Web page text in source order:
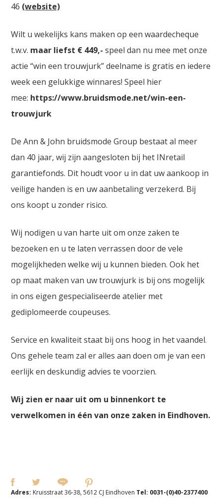
46 (website)
Wilt u wekelijks kans maken op een waardecheque
t.w.v. maar liefst € 449,- speel dan nu mee met onze
actie “win een trouwjurk” deelname is gratis en iedere
week een gelukkige winnares! Speel hier
mee: https://www.bruidsmode.net/win-een-
trouwjurk
De Ann & John bruidsmode Group bestaat al meer
dan 40 jaar, wij zijn aangesloten bij het INretail
garantiefonds. Dit houdt voor u in dat uw aankoop in
veilige handen is en uw aanbetaling verzekerd. Bij
ons koopt u zonder risico.
Wij nodigen u van harte uit om onze zaken te
bezoeken en u te laten verrassen door de vele
mogelijkheden welke wij u kunnen bieden. Ook het
op maat maken van uw trouwjurk is bij ons mogelijk
in ons eigen gespecialiseerde atelier met
gediplomeerde coupeuses.
Service en kwaliteit staat bij ons hoog in het vaandel.
Ons gehele team zal er alles aan doen om je van een
eerlijk en deskundig advies te voorzien.
Wij zien er naar uit om u binnenkort te
verwelkomen in één van onze zaken in Eindhoven.
Adres: Kruisstraat 36-38, 5612 CJ Eindhoven Tel: 0031-(0)40-2377400